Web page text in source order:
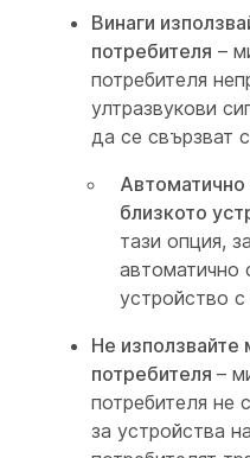
Винаги
потребителя –
потребителя
ултразвукови
да се свързват
Автоматично
близкото
тази опция,
автоматично
устройство с
Не използвайте
потребителя –
потребителя не
за устройства